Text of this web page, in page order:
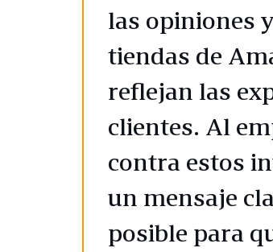
las opiniones
tiendas de
reflejan las
clientes. Al
contra estos
un mensaje
posible para